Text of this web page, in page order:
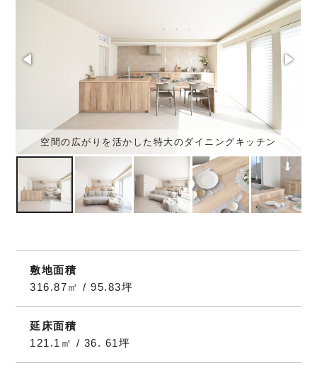
空間の広がりを活かした特大のダイニングキッチン
敷地面積
316.87㎡ / 95.83坪
延床面積
121.1㎡ / 36. 61坪